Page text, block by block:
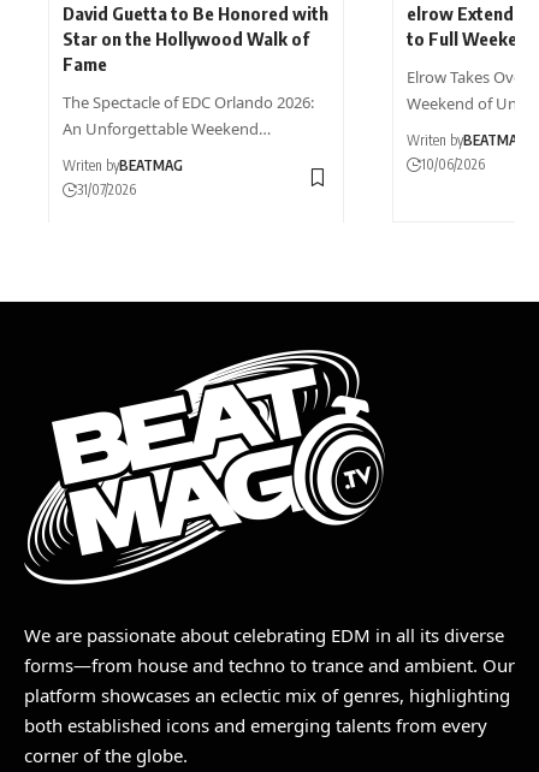
David Guetta to Be Honored with
Star on the Hollywood Walk of
Fame
The Spectacle of EDC Orlando 2026:
An Unforgettable Weekend…
Writen byBEATMAG
31/07/2026
elrow Extends
to Full
Elrow Takes Over
Weekend of
Writen byBEATMAG
10/06/2026
We are passionate about celebrating EDM in all its diverse
forms—from house and techno to trance and ambient. Our
platform showcases an eclectic mix of genres, highlighting
both established icons and emerging talents from every
corner of the globe.